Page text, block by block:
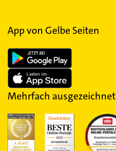
App von Gelbe Seiten
Mehrfach ausgezeichnet